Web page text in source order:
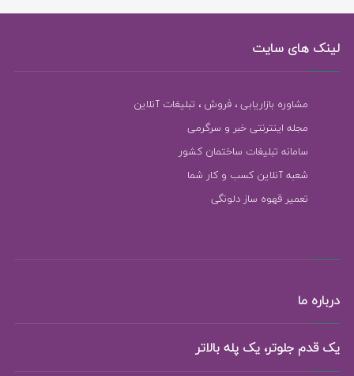
لینک های سایت
مشاوره بازاریابی ، فروش ، تبلیغات آنلاین
مجله اینترنتی خبر و سرگرمی
سامانه تبلیغات ساختمان کشور
شعبه آنلاین کسب و کار شما
تعمیر قهوه ساز دلونگی
درباره ما
یک قدم جلوتر، یک پله بالاتر